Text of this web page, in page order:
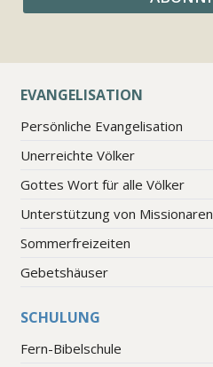
EVANGELISATION
Persönliche Evangelisation
Unerreichte Völker
Gottes Wort für alle Völker
Unterstützung von Missionaren
Sommerfreizeiten
Gebetshäuser
SCHULUNG
Fern-Bibelschule